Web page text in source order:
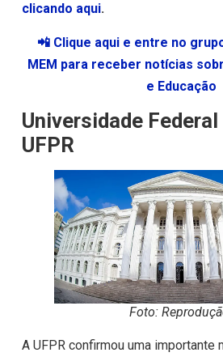
clicando aqui.
📲 Clique aqui e entre no
MEM para receber notícias
e Educação
Universidade
UFPR
Foto:
A UFPR confirmou uma importante